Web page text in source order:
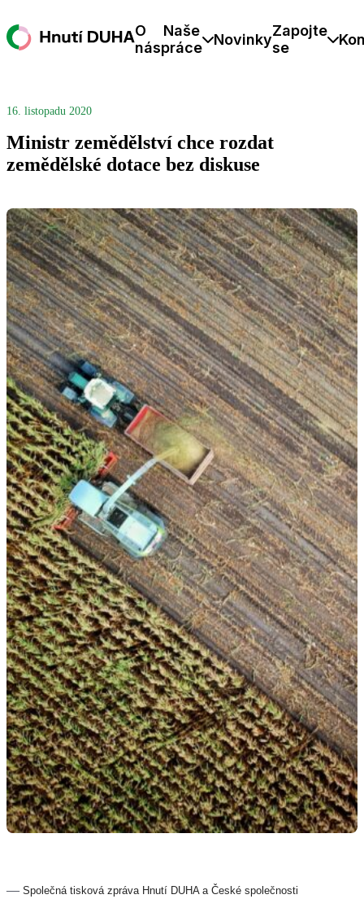
O
nás
Naše
práce
NovinkyZapojte
se
16. listopadu 2020
Ministr zemědělství chce rozdat
zemědělské dotace bez diskuse
— Společná tisková zpráva Hnutí DUHA a České společnosti